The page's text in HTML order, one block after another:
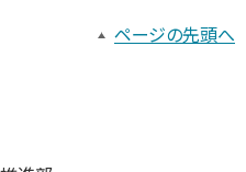
ページの先頭へ